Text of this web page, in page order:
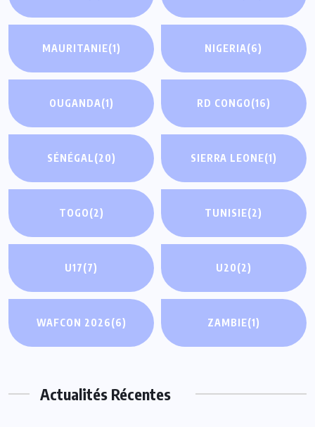
MAURITANIE(1) NIGERIA(6)
OUGANDA(1) RD CONGO(16)
SÉNÉGAL(20) SIERRA LEONE(1)
TOGO(2) TUNISIE(2)
U17(7) U20(2)
WAFCON 2026(6) ZAMBIE(1)
Actualités Récentes